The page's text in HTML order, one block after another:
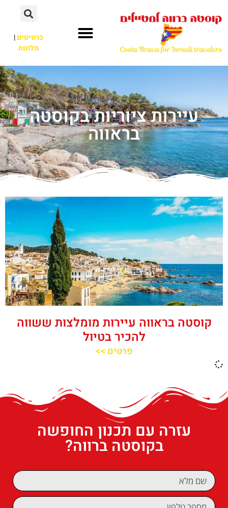
כרטיסים|
מלונות
עיירות ציוריות בקוסטה
בראווה
קוסטה בראווה עיירות מומלצות ששווה
להכיר בטיול
פרטים >>
עזרה עם תכנון החופשה
בקוסטה ברווה?